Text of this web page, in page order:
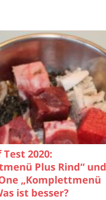
2020:
Plus Rind“ und
„Komplettmenü
ist besser?